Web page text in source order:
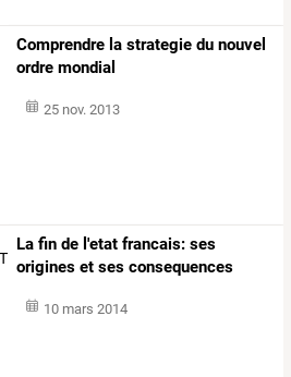
Comprendre la strategie du nouvel
ordre mondial
25 nov. 2013
La fin de l'etat francais: ses
origines et ses consequences
10 mars 2014